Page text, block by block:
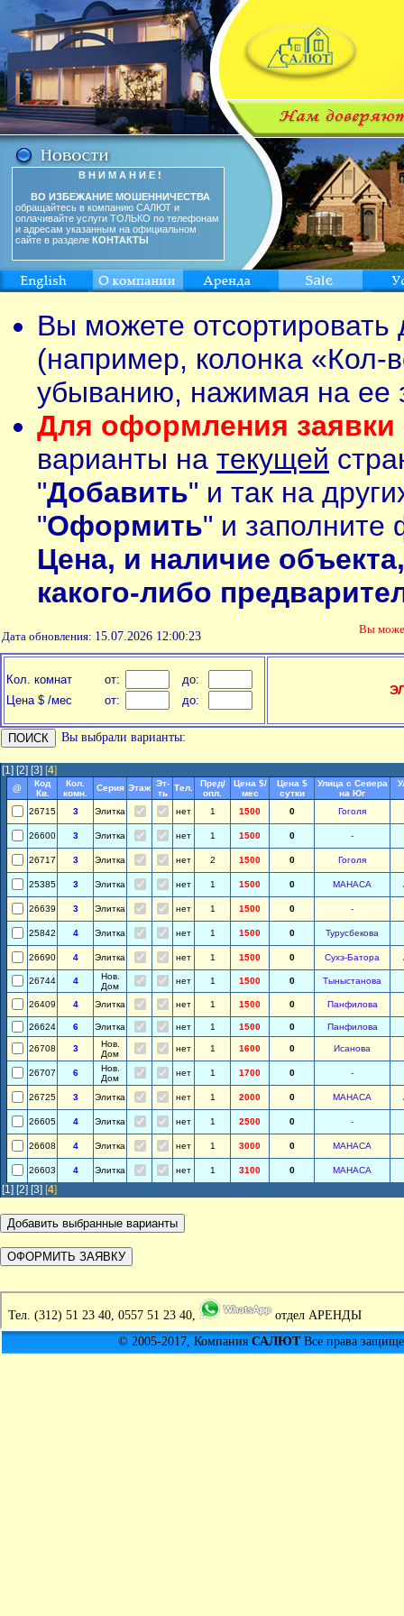
В Н И М А Н И Е !
ВО ИЗБЕЖАНИЕ МОШЕННИЧЕСТВА
обращайтесь в компанию САЛЮТ и
оплачивайте услуги ТОЛЬКО по телефонам
и адресам указанным на официальном
сайте в разделе КОНТАКТЫ
Вы можете
(например, колонка «Кол-
убыванию, нажимая на ее
Для оформления заявки
варианты на текущей
"Добавить" и так на
"Оформить" и заполните
Цена, и наличие
какого-либо
Дата обновления: 15.07.2026 12:00:23
Вы
Кол. комнат от:
до:
Цена $ /мес
от: до:
Вы выбрали варианты:
[1] [2] [3] [4]
@
Код
Кв.
Кол.
комн.
Серия Этаж Эт-
ть
Тел.
Пред/
опл.
Цена $/
мес
Цена $
сутки
Улица с Севера
на Юг
26715 3 Элитка нет 1 1500 0 Гоголя
26600 3 Элитка нет 1 1500 0 -
26717 3 Элитка нет 2 1500 0 Гоголя
25385 3 Элитка нет 1 1500 0 МАНАСА
26639 3 Элитка нет 1 1500 0 -
25842 4 Элитка нет 1 1500 0 Турусбекова
26690 4 Элитка нет 1 1500 0 Сухэ-Батора
26744 4
Нов.
Дом
нет 1 1500 0 Тыныстанова
26409 4 Элитка нет 1 1500 0 Панфилова
26624 6 Элитка нет 1 1500 0 Панфилова
26708 3
Нов.
Дом
нет 1 1600 0 Исанова
26707 6
Нов.
Дом
нет 1 1700 0 -
26725 3 Элитка нет 1 2000 0 МАНАСА
26605 4 Элитка нет 1 2500 0 -
26608 4 Элитка нет 1 3000 0 МАНАСА
26603 4 Элитка нет 1 3100 0 МАНАСА
[1] [2] [3] [4]
Тел. (312) 51 23 40, 0557 51 23 40,
отдел АРЕНДЫ
© 2005-2017, Компания САЛЮТВсе права